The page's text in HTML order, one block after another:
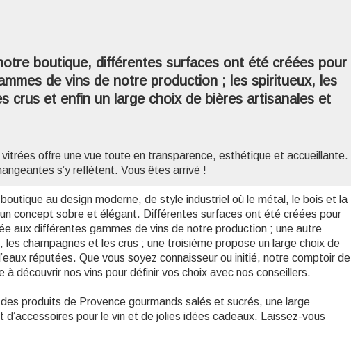
boutique, différentes surfaces ont été créées pour
de vins de notre production ; les spiritueux, les
crus et enfin un large choix de bières artisanales et
vitrées offre une vue toute en transparence, esthétique et accueillante.
s’y reflètent. Vous êtes arrivé !
au design moderne, de style industriel où le métal, le bois et la
concept sobre et élégant. Différentes surfaces ont été créées pour
aux différentes gammes de vins de notre production ; une autre
les champagnes et les crus ; une troisième propose un large choix de
réputées. Que vous soyez connaisseur ou initié, notre comptoir de
à découvrir nos vins pour définir vos choix avec nos conseillers.
produits de Provence gourmands salés et sucrés, une large
d’accessoires pour le vin et de jolies idées cadeaux. Laissez-vous